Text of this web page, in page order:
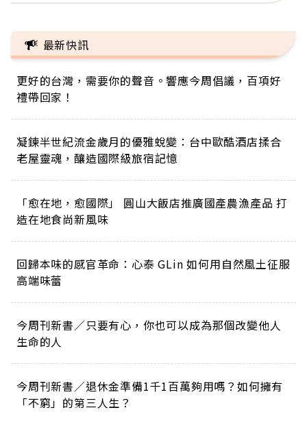
最新快訊
更好的台灣，需要你的聲音。響應今周倡議，百項好
禮帶回家！
凝鍊半世紀流金歲月的優雅蛻變：台中歐酷酒店揉合
老屋靈魂，釀造國際級旅宿記憶
「愈在地，愈國際」 圓山大飯店推廣國產農漁產品 打
造在地食尚新風味
回歸本味的感官革命：心泰 GLin 如何用自然風土征服
高端味蕾
今周刊新書／只要有心，你也可以成為那個改變他人
生命的人
今周刊新書／退休金準備1千1百萬夠用嗎？如何擁有
「不窮」的第三人生？